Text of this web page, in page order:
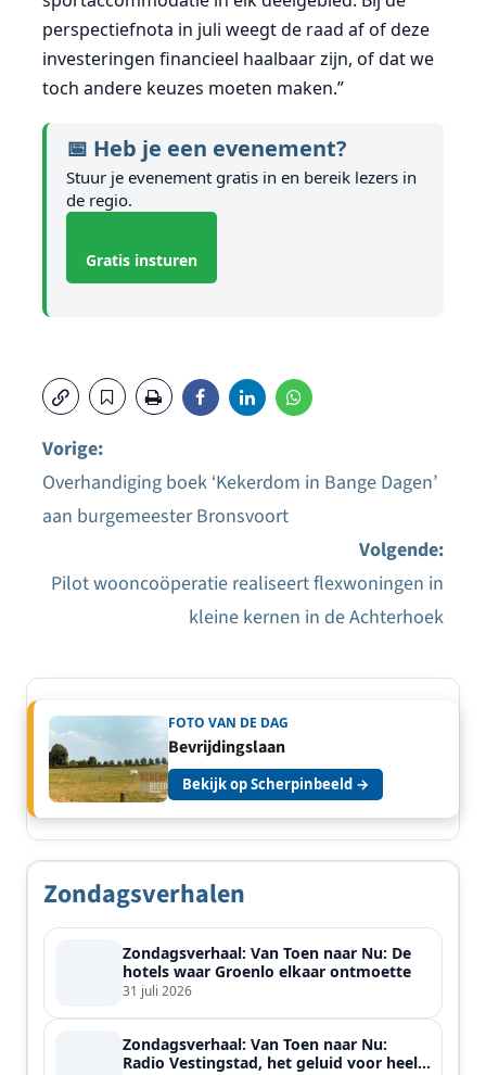
perspectiefnota in juli weegt de raad af of deze
investeringen financieel haalbaar zijn, of dat we
toch andere keuzes moeten maken.”
📅 Heb je een evenement?
Stuur je evenement gratis in en bereik lezers in
de regio.
Gratis insturen
Bericht
Vorige:
Overhandiging boek ‘Kekerdom in Bange Dagen’
aan burgemeester Bronsvoort
Volgende:
Pilot wooncoöperatie realiseert flexwoningen in
kleine kernen in de Achterhoek
FOTO VAN DE DAG
Bevrijdingslaan
Bekijk op Scherpinbeeld →
Zondagsverhalen
Zondagsverhaal: Van Toen naar Nu: De
hotels waar Groenlo elkaar ontmoette
31 juli 2026
Zondagsverhaal: Van Toen naar Nu:
Radio Vestingstad, het geluid voor heel